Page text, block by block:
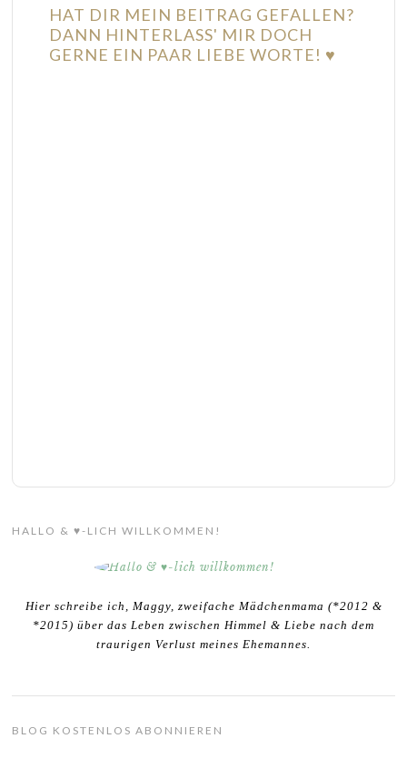
HAT DIR MEIN BEITRAG GEFALLEN?
DANN HINTERLASS' MIR DOCH
GERNE EIN PAAR LIEBE WORTE! ♥
HALLO & ♥-LICH WILLKOMMEN!
Hier schreibe ich, Maggy, zweifache Mädchenmama (*2012 &
*2015) über das Leben zwischen Himmel & Liebe nach dem
traurigen Verlust meines Ehemannes.
BLOG KOSTENLOS ABONNIEREN